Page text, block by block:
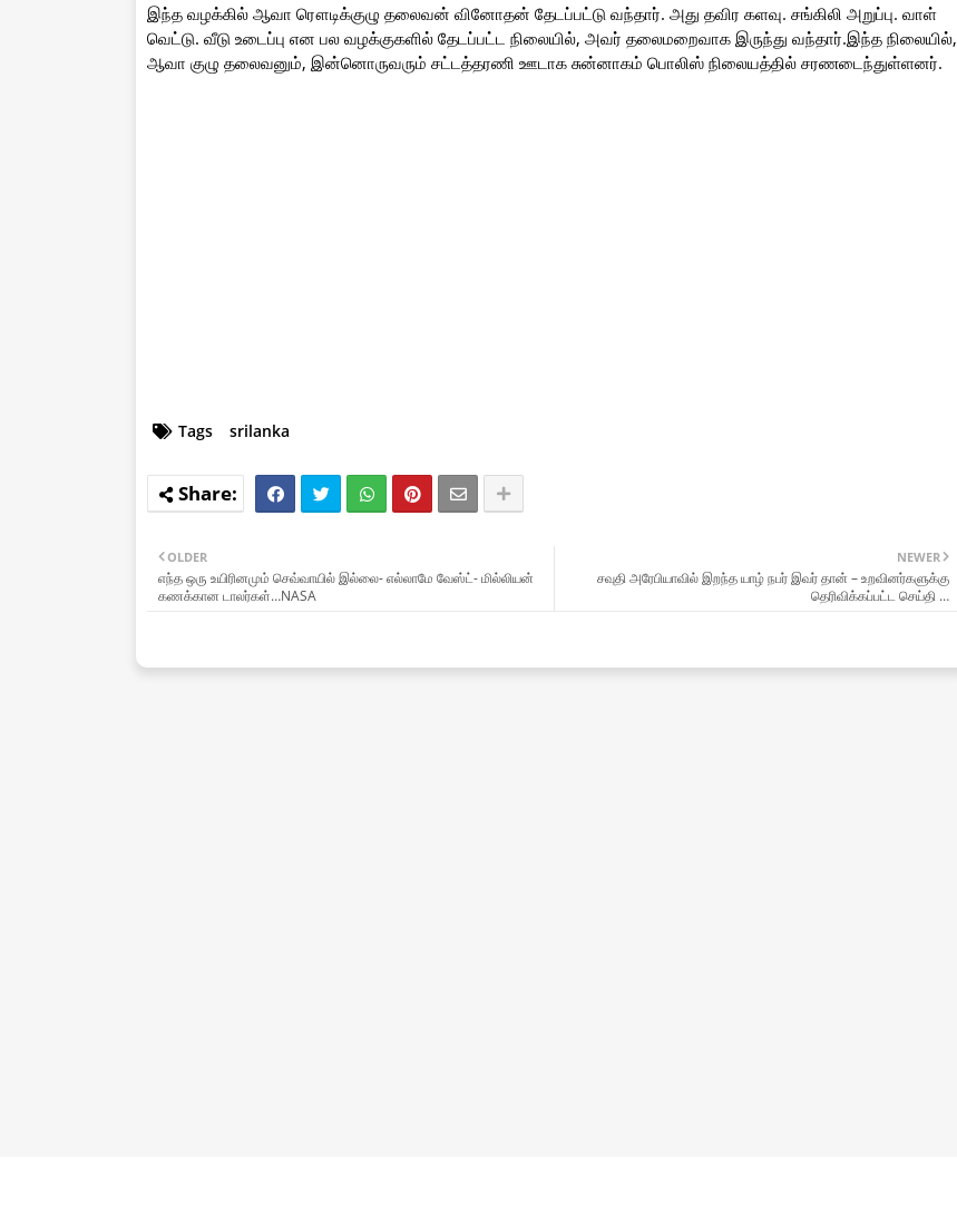
இந்த வழக்கில் ஆவா ரௌடிக்குழு தலைவன் வினோதன் தேடப்பட்டு வந்தார். அது தவிர களவு. சங்கிலி அறுப்பு. வாள்
வெட்டு. வீடு உடைப்பு என பல வழக்குகளில் தேடப்பட்ட நிலையில், அவர் தலைமறைவாக இருந்து வந்தார்.இந்த நிலையில்,
ஆவா குழு தலைவனும், இன்னொருவரும் சட்டத்தரணி ஊடாக சுன்னாகம் பொலிஸ் நிலையத்தில் சரணடைந்துள்ளனர்.
Tags srilanka
NEWER
சவுதி அரேபியாவில் இறந்த யாழ் நபர் இவர் தான் – உறவினர்களுக்கு
தெரிவிக்கப்பட்ட செய்தி …
OLDER
எந்த ஒரு உயிரினமும் செவ்வாயில் இல்லை- எல்லாமே வேஸ்ட்- மில்லியன்
கணக்கான டாலர்கள்…NASA